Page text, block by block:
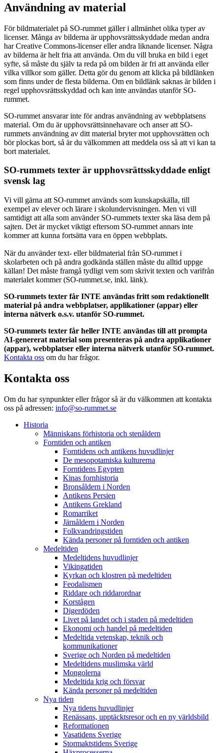
Användning av material
För bildmaterialet på SO-rummet gäller i allmänhet olika typer av
licenser. Många av bilderna är upphovsrättsskyddade medan andra
har Creative Commons-licenser eller andra liknande licenser. Några
av bilderna är helt fria att använda. Om du vill bruka en bild i eget
syfte, så måste du själv ta reda på om bilden är fri att använda eller
vilka villkor som gäller. Detta gör du genom att klicka på bildlänken
som finns under de flesta bilderna. Om en bildlänk saknas är bilden i
regel upphovsrättsskyddad och kan inte användas utanför SO-
rummet.
SO-rummet ansvarar inte för andras användning av webbplatsens
material. Om du är upphovsrättsinnehavare och anser att SO-
rummets användning av ditt material bryter mot upphovsrätten och
bör plockas bort, så är du välkommen att meddela oss så att vi kan ta
bort materialet.
SO-rummets texter är upphovsrättsskyddade enligt
svensk lag
Vi vill gärna att SO-rummet används som kunskapskälla, till
exempel av elever och lärare i skolundervisningen. Men vi vill
samtidigt att alla som använder SO-rummets texter ska läsa dem på
sajten. Det är mycket viktigt eftersom SO-rummet annars inte
kommer att kunna fortsätta vara en öppen webbplats.
När du använder text- eller bildmaterial från SO-rummet i
skolarbeten och på andra godkända ställen måste du alltid uppge
källan! Det måste framgå tydligt vem som skrivit texten och varifrån
materialet kommer (SO-rummet.se, inkl. länk).
SO-rummets texter får INTE användas fritt som redaktionellt
material på andra webbplatser, applikationer (appar) eller
interna nätverk o.s.v. utanför SO-rummet.
SO-rummets texter får heller INTE användas till att prompta
AI-genererat material som presenteras på andra applikationer
(appar), webbplatser eller interna nätverk utanför SO-rummet.
Kontakta oss om du har frågor.
Kontakta oss
Om du har synpunkter eller frågor så är du välkommen att kontakta
oss på adressen: info@so-rummet.se
Historia
Människans förhistoria och stenåldern
Forntiden och antiken
Forntidens och antikens huvudlinjer
De mesopotamiska kulturerna
Forntidens Egypten
Kinas fornhistoria
Bronsåldern i Norden
Antikens Persien
Antikens Grekland
Romarriket
Järnåldern i Norden
Folkvandringstiden
Kända personer på forntiden och antiken
Medeltiden
Medeltidens huvudlinjer
Vikingatiden
Kyrkan och klostren på medeltiden
Feodalismen
Riddare och riddarordnar
Korstågen
Digerdöden
Livet på landet och i staden på medeltiden
Ekonomi och handel på medeltiden
Medeltida vetenskap, teknik och
kommunikationer
Sverige och Norden på medeltiden
Medeltidens muslimska värld
Mongolerna
Medeltida krig och försvar
Kända personer på medeltiden
Nya tiden
Nya tidens huvudlinjer
Renässans, upptäcktsresor och en ny världsbild
Reformationen
Vasatidens Sverige
Stormaktstidens Sverige